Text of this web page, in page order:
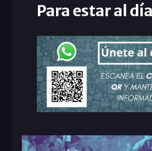
Para estar al día